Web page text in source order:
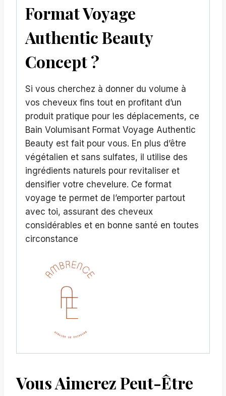
Format Voyage
Authentic Beauty
Concept ?
Si vous cherchez à donner du volume à
vos cheveux fins tout en profitant d’un
produit pratique pour les déplacements, ce
Bain Volumisant Format Voyage Authentic
Beauty est fait pour vous. En plus d’être
végétalien et sans sulfates, il utilise des
ingrédients naturels pour revitaliser et
densifier votre chevelure. Ce format
voyage te permet de l’emporter partout
avec toi, assurant des cheveux
considérables et en bonne santé en toutes
circonstance
Vous Aimerez Peut-Être